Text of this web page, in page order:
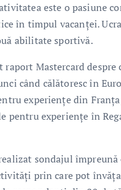
este o pasiune
în timpul vacanței.
abilitate sportivă.
raport Mastercard
când călătoresc în
experiențe din
pentru experiențe în
sondajul
prin care pot